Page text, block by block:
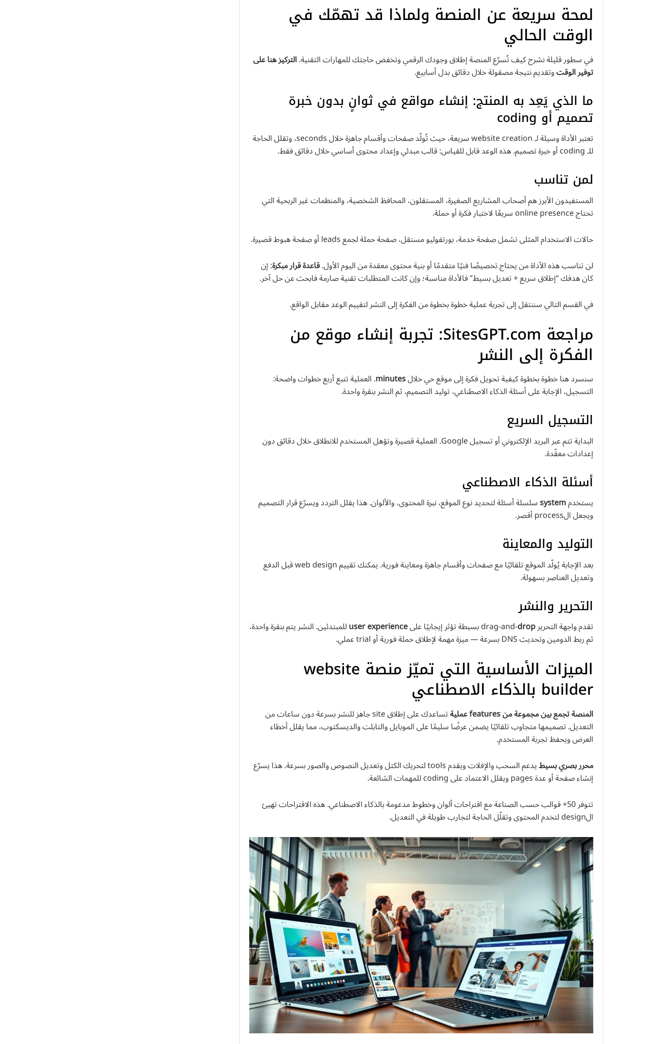
لمحة سريعة عن المنصة ولماذا قد تهمّك في
الوقت الحالي
في سطور قليلة نشرح كيف تُسرّع المنصة إطلاق وجودك الرقمي وتخفض حاجتك للمهارات التقنية.التركيز هنا على
توفير الوقتوتقديم نتيجة مصقولة خلال دقائق بدل أسابيع.
ما الذي يَعِد به المنتج: إنشاء مواقع في ثوانٍ بدون خبرة
تصميم أو coding
تعتبر الأداة وسيلة لـ website creation سريعة، حيث تُولّد صفحات وأقسام جاهزة خلال seconds، وتقلل الحاجة
للـ coding أو خبرة تصميم. هذه الوعد قابل للقياس: قالب مبدئي وإعداد محتوى أساسي خلال دقائق فقط.
لمن تناسب
المستفيدون الأبرز هم أصحاب المشاريع الصغيرة، المستقلون، المحافظ الشخصية، والمنظمات غير الربحية التي
تحتاج online presence سريعًا لاختبار فكرة أو حملة.
حالات الاستخدام المثلى تشمل صفحة خدمة، بورتفوليو مستقل، صفحة حملة لجمع leads أو صفحة هبوط قصيرة.
لن تناسب هذه الأداة من يحتاج تخصيصًا فنيًا متقدمًا أو بنية محتوى معقدة من اليوم الأول.قاعدة قرار مبكرة: إن
كان هدفك “إطلاق سريع + تعديل بسيط” فالأداة مناسبة؛ وإن كانت المتطلبات تقنية صارمة فابحث عن حل آخر.
في القسم التالي سننتقل إلى تجربة عملية خطوة بخطوة من الفكرة إلى النشر لتقييم الوعد مقابل الواقع.
مراجعة SitesGPT.com: تجربة إنشاء موقع من
الفكرة إلى النشر
سنسرد هنا خطوة بخطوة كيفية تحويل فكرة إلى موقع حي خلالminutes. العملية تتبع أربع خطوات واضحة:
التسجيل، الإجابة على أسئلة الذكاء الاصطناعي، توليد التصميم، ثم النشر بنقرة واحدة.
التسجيل السريع
البداية تتم عبر البريد الإلكتروني أو تسجيل Google. العملية قصيرة وتؤهل المستخدم للانطلاق خلال دقائق دون
إعدادات معقّدة.
أسئلة الذكاء الاصطناعي
يستخدمsystemسلسلة أسئلة لتحديد نوع الموقع، نبرة المحتوى، والألوان. هذا يقلل التردد ويسرّع قرار التصميم
ويجعل الprocess أقصر.
التوليد والمعاينة
بعد الإجابة يُولّد الموقع تلقائيًا مع صفحات وأقسام جاهزة ومعاينة فورية. يمكنك تقييم web design قبل الدفع
وتعديل العناصر بسهولة.
التحرير والنشر
تقدم واجهة التحرير drag-and-drop بسيطة تؤثر إيجابيًا علىuser experienceللمبتدئين. النشر يتم بنقرة واحدة،
ثم ربط الدومين وتحديث DNS بسرعة — ميزة مهمة لإطلاق حملة فورية أو trial عملي.
الميزات الأساسية التي تميّز منصة website
builder بالذكاء الاصطناعي
المنصة تجمع بين مجموعة من features عملية تساعدك على إطلاق site جاهز للنشر بسرعة دون ساعات من
التعديل. تصميمها متجاوب تلقائيًا يضمن عرضًا سليمًا على الموبايل والتابلت والديسكتوب، مما يقلل أخطاء
العرض ويحفظ تجربة المستخدم.
محرر بصري بسيط
يدعم السحب والإفلات ويقدم tools لتحريك الكتل وتعديل النصوص والصور بسرعة. هذا يسرّع
إنشاء صفحة أو عدة pages ويقلل الاعتماد على coding للمهمات الشائعة.
تتوفر 50+ قوالب حسب الصناعة مع اقتراحات ألوان وخطوط مدعومة بالذكاء الاصطناعي. هذه الاقتراحات تهيئ
الdesign لتخدم المحتوى وتقلّل الحاجة لتجارب طويلة في التعديل.